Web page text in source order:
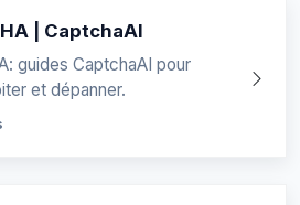
| CaptchaAI
guides CaptchaAI pour
et dépanner.